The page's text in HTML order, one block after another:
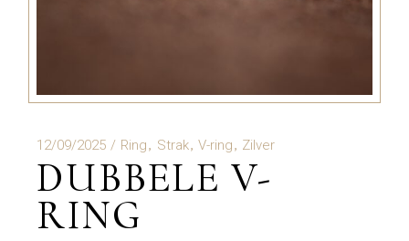
12/09/2025 Ring Strak V-ring Zilver
DUBBELE V-
RING